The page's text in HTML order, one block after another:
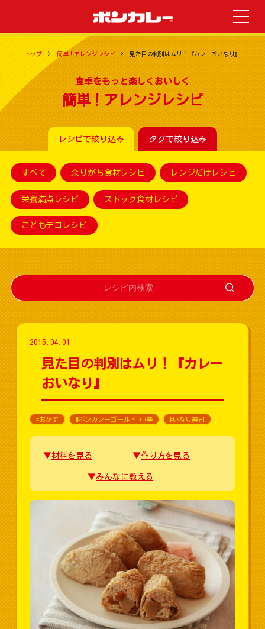
トップ 簡単！アレンジレシピ 見た目の判別はムリ！『カレーおいなり』
食卓をもっと楽しくおいしく
簡単！アレンジレシピ
レシピで絞り込み タグで絞り込み
すべて 余りがち食材レシピ レンジだけレシピ
栄養満点レシピ ストック食材レシピ
こどもデコレシピ
2015.04.01
見た目の判別はムリ！『カレー
おいなり』
#おかず #ボンカレーゴールド 中辛 #いなり寿司
材料を見る 作り方を見る
みんなに教える